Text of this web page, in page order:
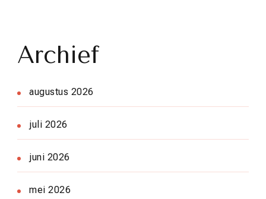
Archief
augustus 2026
juli 2026
juni 2026
mei 2026